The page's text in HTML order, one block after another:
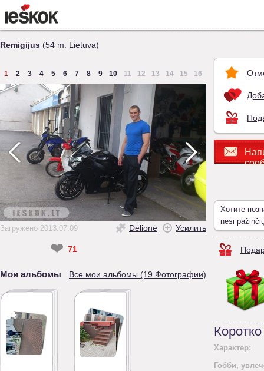
Remigijus (54 m. Lietuva)
1 2 3 4 5 6 7 8 9 10 11 12 13 14 15 16
Загружено 2013.07.09 Dėlionė Усилить
❤ 71
Мои альбомы Все мои альбомы (19 Фотографии)
Хотите
nesi
Характер:
Гобби,